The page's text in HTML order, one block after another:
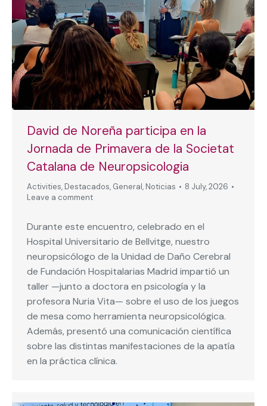
David de Noreña participa en la
Jornada de Primavera de la Societat
Catalana de Neuropsicologia
Activities, Destacados, General, Noticias
8 July, 2026
Leave a comment
Durante este encuentro, celebrado en el
Hospital Universitario de Bellvitge, nuestro
neuropsicólogo de la Unidad de Daño Cerebral
de Fundación Hospitalarias Madrid impartió un
taller —junto a doctora en psicología y la
profesora Nuria Vita— sobre el uso de los juegos
de mesa como herramienta neuropsicológica.
Además, presentó una comunicación científica
sobre las distintas manifestaciones de la apatía
en la práctica clínica.